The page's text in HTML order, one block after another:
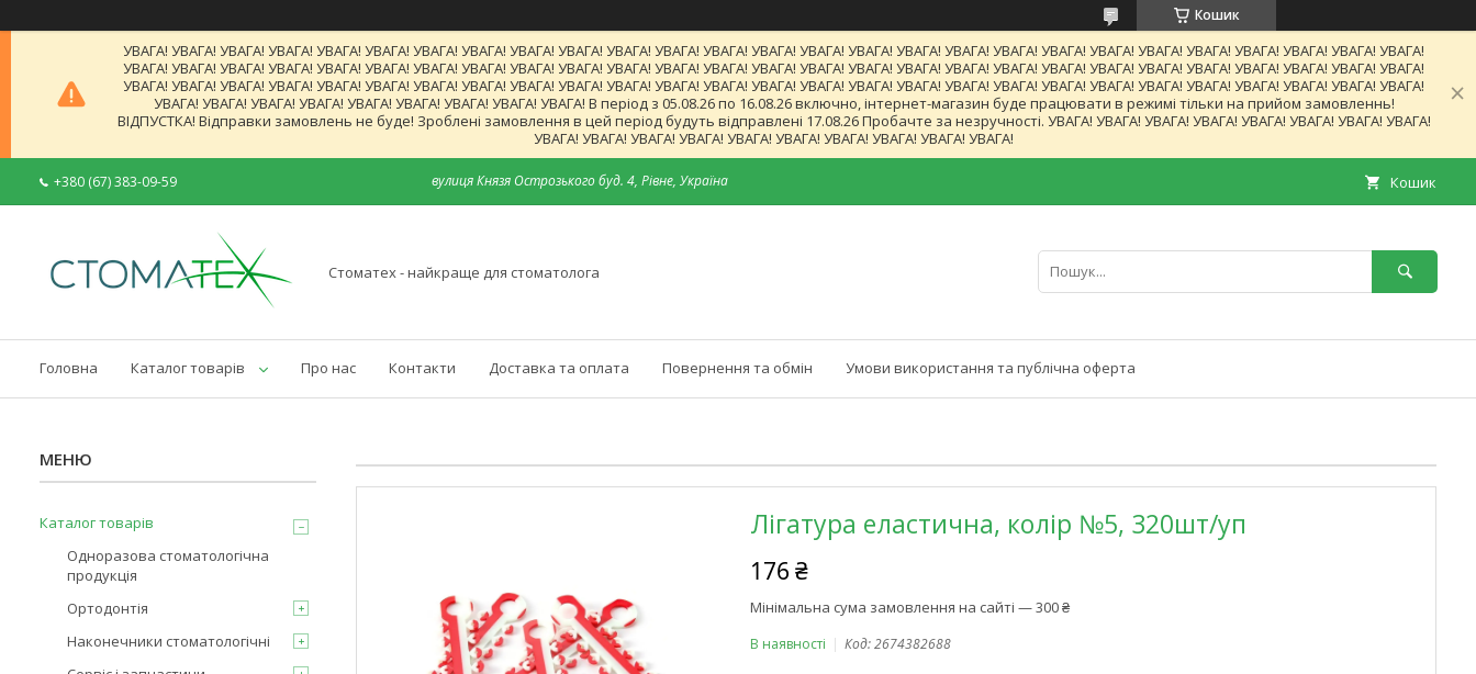
Кошик
УВАГА! УВАГА! УВАГА! УВАГА! УВАГА! УВАГА! УВАГА! УВАГА! УВАГА! УВАГА! УВАГА! УВАГА! УВАГА! УВАГА! УВАГА! УВАГА! УВАГА! УВАГА! УВАГА! УВАГА! УВАГА! УВАГА! УВАГА! УВАГА! УВАГА! УВАГА! УВАГА!
УВАГА! УВАГА! УВАГА! УВАГА! УВАГА! УВАГА! УВАГА! УВАГА! УВАГА! УВАГА! УВАГА! УВАГА! УВАГА! УВАГА! УВАГА! УВАГА! УВАГА! УВАГА! УВАГА! УВАГА! УВАГА! УВАГА! УВАГА! УВАГА! УВАГА! УВАГА! УВАГА!
УВАГА! УВАГА! УВАГА! УВАГА! УВАГА! УВАГА! УВАГА! УВАГА! УВАГА! УВАГА! УВАГА! УВАГА! УВАГА! УВАГА! УВАГА! УВАГА! УВАГА! УВАГА! УВАГА! УВАГА! УВАГА! УВАГА! УВАГА! УВАГА! УВАГА! УВАГА! УВАГА!
УВАГА! УВАГА! УВАГА! УВАГА! УВАГА! УВАГА! УВАГА! УВАГА! УВАГА! В період з 05.08.26 по 16.08.26 включно, інтернет-магазин буде працювати в режимі тільки на прийом замовленнь!
ВІДПУСТКА! Відправки замовлень не буде! Зроблені замовлення в цей період будуть відправлені 17.08.26 Пробачте за незручності. УВАГА! УВАГА! УВАГА! УВАГА! УВАГА! УВАГА! УВАГА! УВАГА!
УВАГА! УВАГА! УВАГА! УВАГА! УВАГА! УВАГА! УВАГА! УВАГА! УВАГА! УВАГА!
+380 (67) 383-09-59 вулиця Князя Острозького буд. 4, Рівне, Україна Кошик
Стоматех - найкраще для стоматолога
Головна Каталог товарів Про нас Контакти Доставка та оплата Повернення та обмін Умови використання та публічна оферта
Лігатура еластична, колір №5, 320шт/уп
176 ₴
Мінімальна сума замовлення на сайті — 300 ₴
В наявності Код:2674382688
Каталог товарів
Одноразова стоматологічна
продукція
Ортодонтія
Наконечники стоматологічні